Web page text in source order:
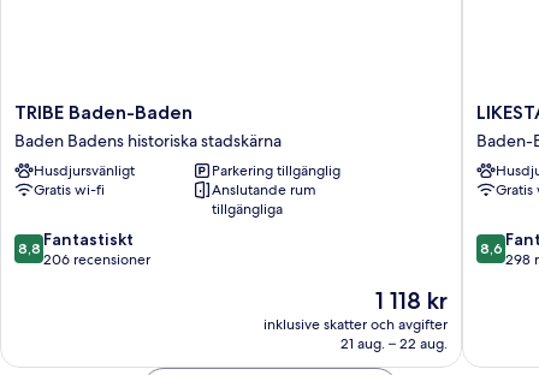
TRIBE
Baden-
Baden
Baden
Badens
stadskärna
TRIBE Baden-Baden
Baden Badens historiska stadskärna
Husdjursvänligt
Parkering tillgänglig
Gratis wi-fi
Anslutande rum
tillgängliga
8.8
av
8,8 Fantastiskt
206 recensioner
Priset
är
1 118 kr
1 118 kr
inklusive skatter och avgifter
21 aug. – 22 aug.
Baden-
Baden
Baden-
Baden-
8.6
av
8,6
298